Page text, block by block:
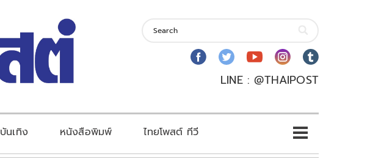
LINE : @THAIPOST
บันเทิง หนังสือพิมพ์ ไทยโพสต์ ทีวี